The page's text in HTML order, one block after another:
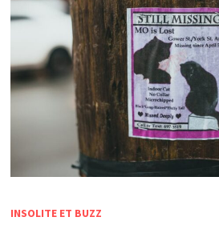
INSOLITE ET BUZZ